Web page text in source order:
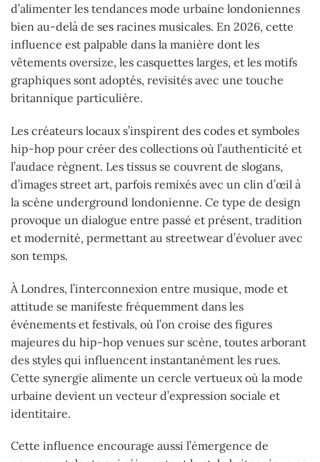
d’alimenter les tendances mode urbaine londoniennes
bien au-delà de ses racines musicales. En 2026, cette
influence est palpable dans la manière dont les
vêtements oversize, les casquettes larges, et les motifs
graphiques sont adoptés, revisités avec une touche
britannique particulière.
Les créateurs locaux s’inspirent des codes et symboles
hip-hop pour créer des collections où l’authenticité et
l’audace règnent. Les tissus se couvrent de slogans,
d’images street art, parfois remixés avec un clin d’œil à
la scène underground londonienne. Ce type de design
provoque un dialogue entre passé et présent, tradition
et modernité, permettant au streetwear d’évoluer avec
son temps.
À Londres, l’interconnexion entre musique, mode et
attitude se manifeste fréquemment dans les
événements et festivals, où l’on croise des figures
majeures du hip-hop venues sur scène, toutes arborant
des styles qui influencent instantanément les rues.
Cette synergie alimente un cercle vertueux où la mode
urbaine devient un vecteur d’expression sociale et
identitaire.
Cette influence encourage aussi l’émergence de